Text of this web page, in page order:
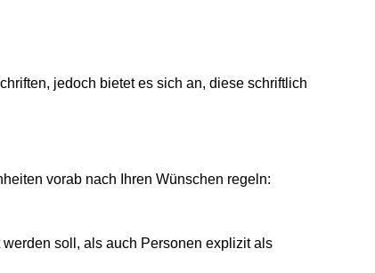
jedoch bietet es sich an, diese schriftlich
vorab nach Ihren Wünschen regeln:
soll, als auch Personen explizit als